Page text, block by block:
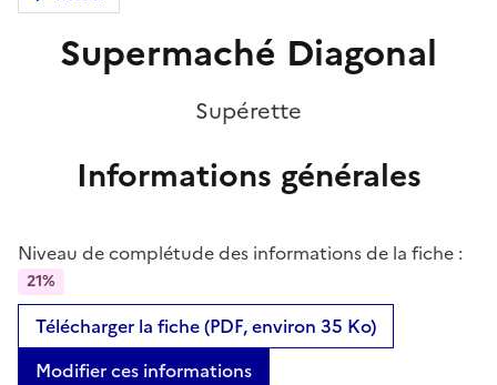
Supermaché Diagonal
Supérette
Informations générales
Niveau de complétude des informations de la fiche :
21%
Télécharger la fiche (PDF, environ 35 Ko)
Modifier ces informations